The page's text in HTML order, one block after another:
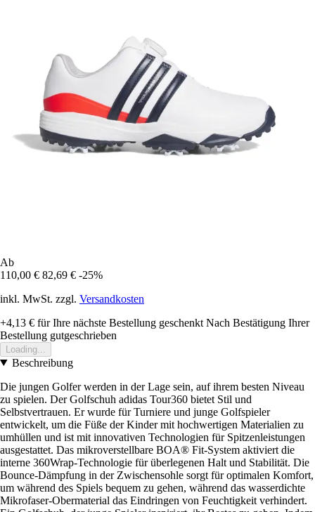
Ab
110,00 € 82,69 € -25%
inkl. MwSt. zzgl. Versandkosten
+4,13 € für Ihre nächste Bestellung geschenkt Nach Bestätigung Ihrer
Bestellung gutgeschrieben
Loading...
Beschreibung
Die jungen Golfer werden in der Lage sein, auf ihrem besten Niveau
zu spielen. Der Golfschuh adidas Tour360 bietet Stil und
Selbstvertrauen. Er wurde für Turniere und junge Golfspieler
entwickelt, um die Füße der Kinder mit hochwertigen Materialien zu
umhüllen und ist mit innovativen Technologien für Spitzenleistungen
ausgestattet. Das mikroverstellbare BOA® Fit-System aktiviert die
interne 360Wrap-Technologie für überlegenen Halt und Stabilität. Die
Bounce-Dämpfung in der Zwischensohle sorgt für optimalen Komfort,
um während des Spiels bequem zu gehen, während das wasserdichte
Mikrofaser-Obermaterial das Eindringen von Feuchtigkeit verhindert.